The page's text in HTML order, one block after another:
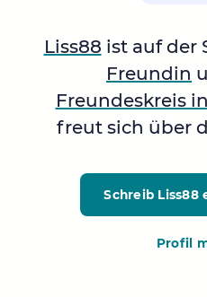
Liss88 ist auf der
Freundin
Freundeskreis
freut sich über
Schreib Liss88
Profil